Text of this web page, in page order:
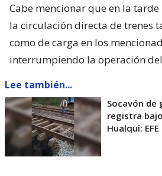
Cabe mencionar que en la tarde
la circulación directa de trenes
como de carga en los
interrumpiendo la operación
Lee también...
Socavón de
registra
Hualqui: